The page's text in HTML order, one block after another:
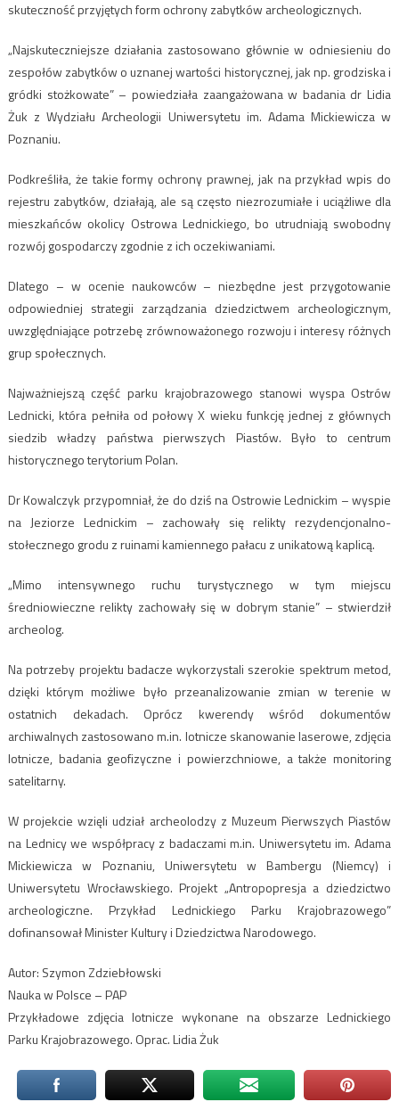
skuteczność przyjętych form ochrony zabytków archeologicznych.
„Najskuteczniejsze działania zastosowano głównie w odniesieniu do
zespołów zabytków o uznanej wartości historycznej, jak np. grodziska i
gródki stożkowate” – powiedziała zaangażowana w badania dr Lidia
Żuk z Wydziału Archeologii Uniwersytetu im. Adama Mickiewicza w
Poznaniu.
Podkreśliła, że takie formy ochrony prawnej, jak na przykład wpis do
rejestru zabytków, działają, ale są często niezrozumiałe i uciążliwe dla
mieszkańców okolicy Ostrowa Lednickiego, bo utrudniają swobodny
rozwój gospodarczy zgodnie z ich oczekiwaniami.
Dlatego – w ocenie naukowców – niezbędne jest przygotowanie
odpowiedniej strategii zarządzania dziedzictwem archeologicznym,
uwzględniające potrzebę zrównoważonego rozwoju i interesy różnych
grup społecznych.
Najważniejszą część parku krajobrazowego stanowi wyspa Ostrów
Lednicki, która pełniła od połowy X wieku funkcję jednej z głównych
siedzib władzy państwa pierwszych Piastów. Było to centrum
historycznego terytorium Polan.
Dr Kowalczyk przypomniał, że do dziś na Ostrowie Lednickim – wyspie
na Jeziorze Lednickim – zachowały się relikty rezydencjonalno-
stołecznego grodu z ruinami kamiennego pałacu z unikatową kaplicą.
„Mimo intensywnego ruchu turystycznego w tym miejscu
średniowieczne relikty zachowały się w dobrym stanie” – stwierdził
archeolog.
Na potrzeby projektu badacze wykorzystali szerokie spektrum metod,
dzięki którym możliwe było przeanalizowanie zmian w terenie w
ostatnich dekadach. Oprócz kwerendy wśród dokumentów
archiwalnych zastosowano m.in. lotnicze skanowanie laserowe, zdjęcia
lotnicze, badania geofizyczne i powierzchniowe, a także monitoring
satelitarny.
W projekcie wzięli udział archeolodzy z Muzeum Pierwszych Piastów
na Lednicy we współpracy z badaczami m.in. Uniwersytetu im. Adama
Mickiewicza w Poznaniu, Uniwersytetu w Bambergu (Niemcy) i
Uniwersytetu Wrocławskiego. Projekt „Antropopresja a dziedzictwo
archeologiczne. Przykład Lednickiego Parku Krajobrazowego”
dofinansował Minister Kultury i Dziedzictwa Narodowego.
Autor: Szymon Zdziebłowski
Nauka w Polsce – PAP
Przykładowe zdjęcia lotnicze wykonane na obszarze Lednickiego
Parku Krajobrazowego. Oprac. Lidia Żuk